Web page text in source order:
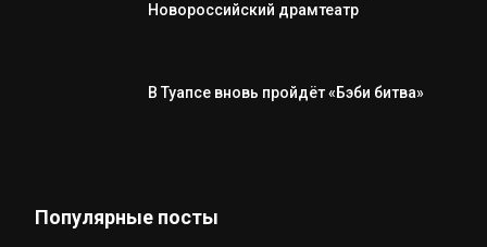
Новороссийский драмтеатр
В Туапсе вновь пройдёт «Бэби битва»
Популярные посты